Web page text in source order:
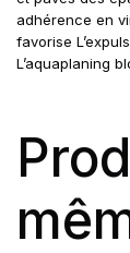
adhérence en
favorise
L’aquaplaning